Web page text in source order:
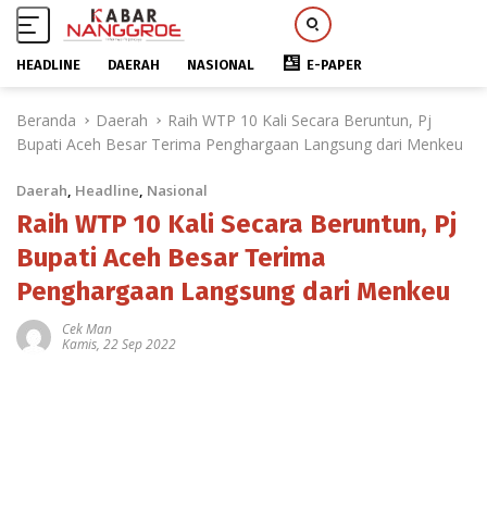
HEADLINE DAERAH NASIONAL E-PAPER
Beranda Daerah
Raih WTP 10 Kali Secara Beruntun, Pj
Bupati Aceh Besar Terima Penghargaan Langsung dari Menkeu
Daerah, Headline, Nasional
Raih WTP 10 Kali Secara Beruntun, Pj
Bupati Aceh Besar Terima
Penghargaan Langsung dari Menkeu
Cek Man
Kamis, 22 Sep 2022